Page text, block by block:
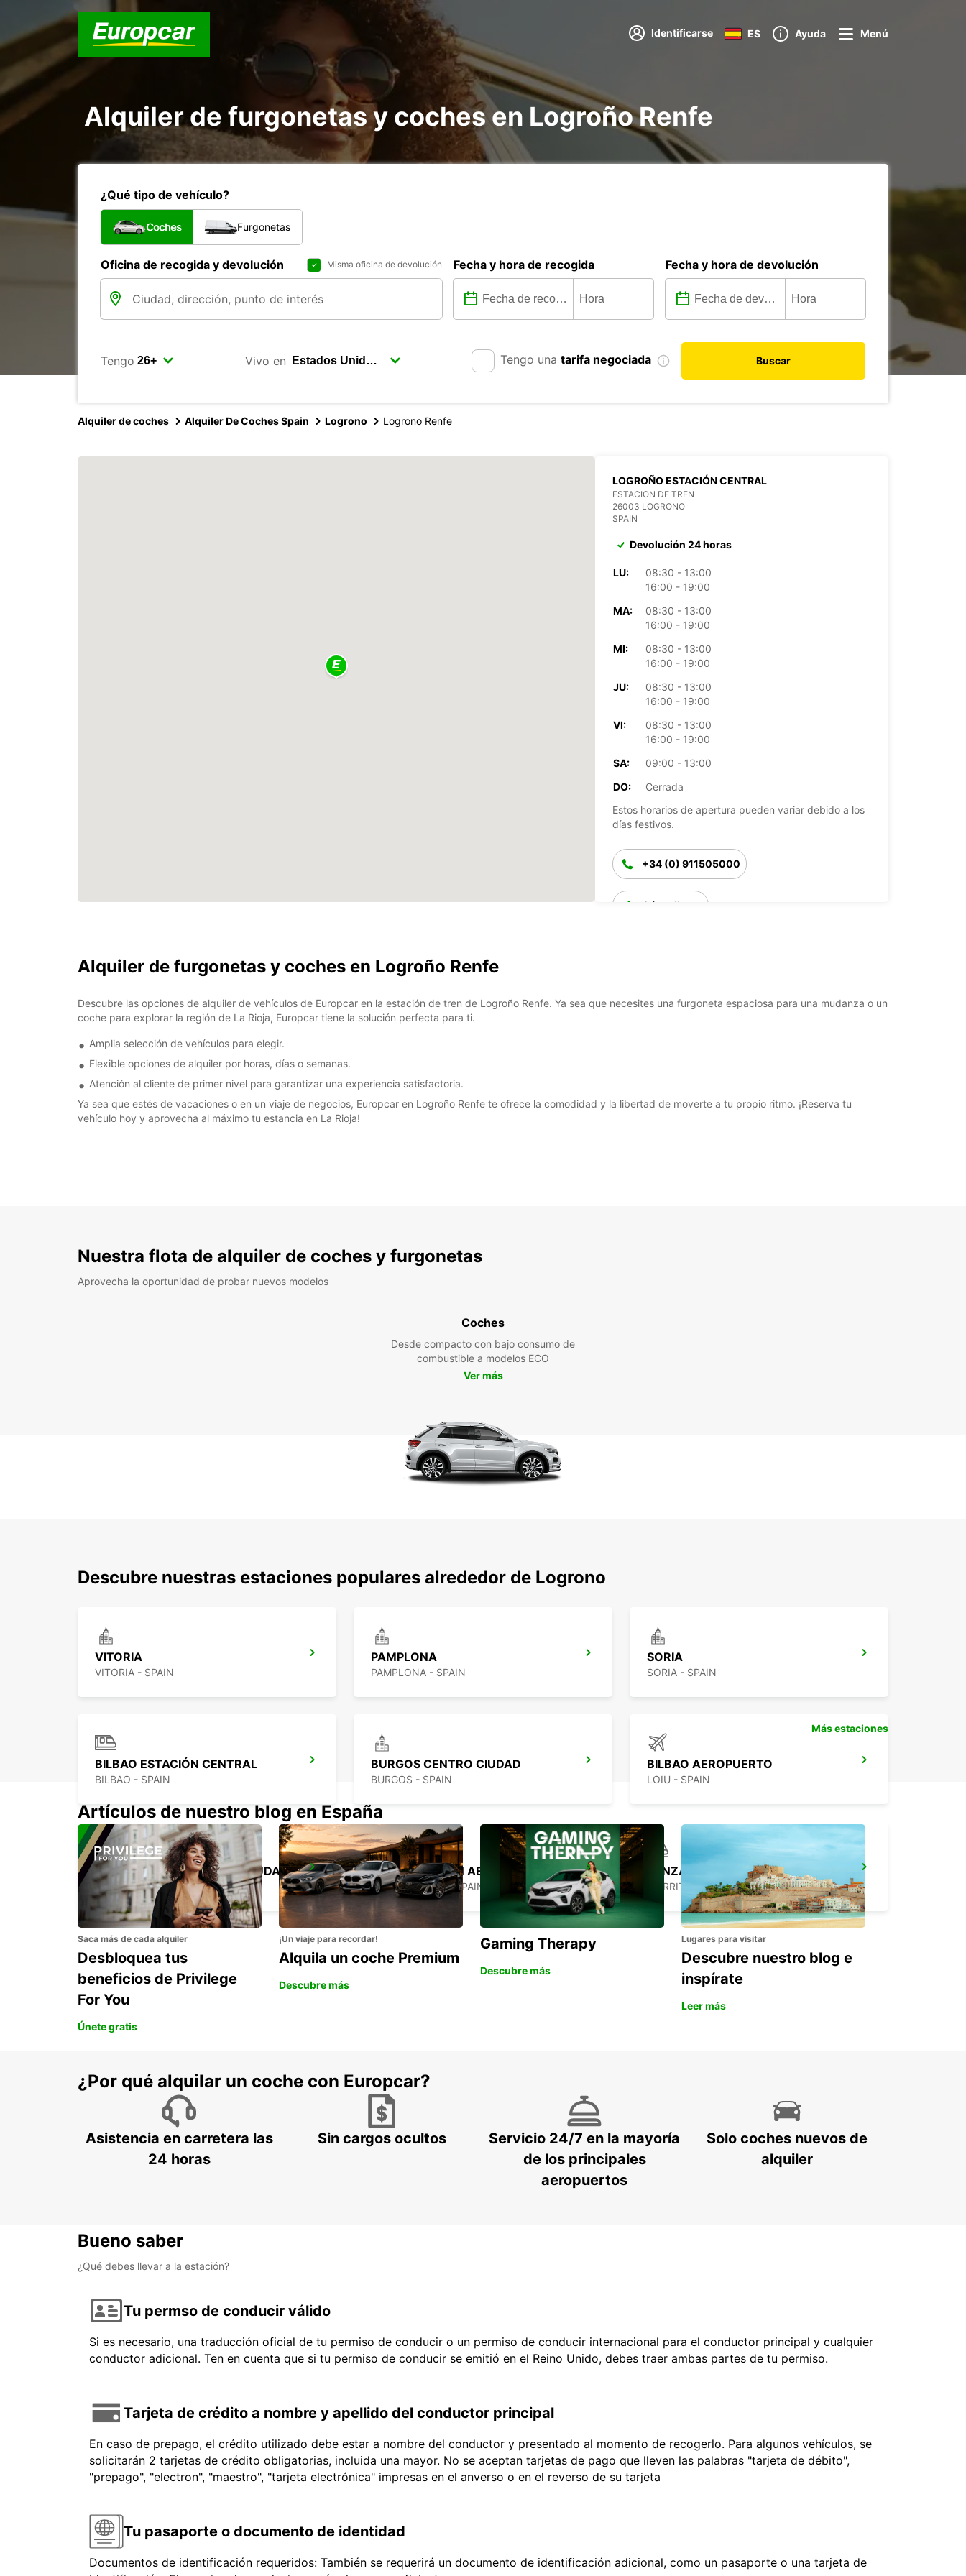
Identificarse ES Ayuda Menú
Alquiler de furgonetas y coches en Logroño Renfe
¿Qué tipo de vehículo?
Coches Furgonetas
Oficina de recogida y devolución Misma oficina de devolución Fecha y hora de recogida Fecha y hora de devolución
Tengo Vivo en Tengo una tarifa negociada Buscar
Alquiler de coches Alquiler De Coches Spain Logrono Logrono Renfe
LOGROÑO ESTACIÓN CENTRAL
ESTACION DE TREN
26003 LOGRONO
SPAIN
Devolución 24 horas
LU:
08:30 - 13:00
16:00 - 19:00
MA:
08:30 - 13:00
16:00 - 19:00
MI:
08:30 - 13:00
16:00 - 19:00
JU:
08:30 - 13:00
16:00 - 19:00
VI:
08:30 - 13:00
16:00 - 19:00
SA:
09:00 - 13:00
DO:
Cerrada
Estos horarios de apertura pueden variar debido a los
días festivos.
+34 (0) 911505000
Cómo llegar
Alquiler de furgonetas y coches en Logroño Renfe
Descubre las opciones de alquiler de vehículos de Europcar en la estación de tren de Logroño Renfe. Ya sea que necesites una furgoneta espaciosa para una mudanza o un
coche para explorar la región de La Rioja, Europcar tiene la solución perfecta para ti.
Amplia selección de vehículos para elegir.
Flexible opciones de alquiler por horas, días o semanas.
Atención al cliente de primer nivel para garantizar una experiencia satisfactoria.
Ya sea que estés de vacaciones o en un viaje de negocios, Europcar en Logroño Renfe te ofrece la comodidad y la libertad de moverte a tu propio ritmo. ¡Reserva tu
vehículo hoy y aprovecha al máximo tu estancia en La Rioja!
Nuestra flota de alquiler de coches y furgonetas
Aprovecha la oportunidad de probar nuevos modelos
Coches
Desde compacto con bajo consumo de
combustible a modelos ECO
Ver más
Descubre nuestras estaciones populares alrededor de Logrono
VITORIA
VITORIA - SPAIN
PAMPLONA
PAMPLONA - SPAIN
SORIA
SORIA - SPAIN
BILBAO ESTACIÓN CENTRAL
BILBAO - SPAIN
BURGOS CENTRO CIUDAD
BURGOS - SPAIN
BILBAO AEROPUERTO
LOIU - SPAIN
SAN SEBASTIÁN CENTRO CIUDAD
SAN SEBASTIAN - SPAIN
SAN SEBASTIÁN AEROPUERTO
FUENTERRABIA - SPAIN BIARRITZ - FRANCE
Más estaciones
Artículos de nuestro blog en España
Saca más de cada alquiler
Desbloquea tus
beneficios de Privilege
For You
Únete gratis
¡Un viaje para recordar!
Alquila un coche Premium
Descubre más
Gaming Therapy
Descubre más
Lugares para visitar
Descubre nuestro blog e
inspírate
Leer más
¿Por qué alquilar un coche con Europcar?
Asistencia en carretera las
24 horas
Sin cargos ocultos
Servicio 24/7 en la mayoría
de los principales
aeropuertos
Solo coches nuevos de
alquiler
Bueno saber
¿Qué debes llevar a la estación?
Tu permso de conducir válido
Si es necesario, una traducción oficial de tu permiso de conducir o un permiso de conducir internacional para el conductor principal y cualquier
conductor adicional. Ten en cuenta que si tu permiso de conducir se emitió en el Reino Unido, debes traer ambas partes de tu permiso.
Tarjeta de crédito a nombre y apellido del conductor principal
En caso de prepago, el crédito utilizado debe estar a nombre del conductor y presentado al momento de recogerlo. Para algunos vehículos, se
solicitarán 2 tarjetas de crédito obligatorias, incluida una mayor. No se aceptan tarjetas de pago que lleven las palabras "tarjeta de débito",
"prepago", "electron", "maestro", "tarjeta electrónica" impresas en el anverso o en el reverso de su tarjeta
Tu pasaporte o documento de identidad
Documentos de identificación requeridos: También se requerirá un documento de identificación adicional, como un pasaporte o una tarjeta de